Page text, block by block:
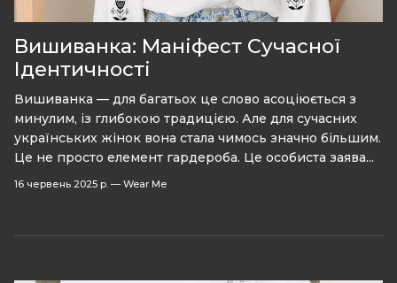
Вишиванка: Маніфест Сучасної
Ідентичності
Вишиванка — для багатьох це слово асоціюється з
минулим, із глибокою традицією. Але для сучасних
українських жінок вона стала чимось значно більшим.
Це не просто елемент гардероба. Це особиста заява...
16 червень 2025 р. — Wear Me